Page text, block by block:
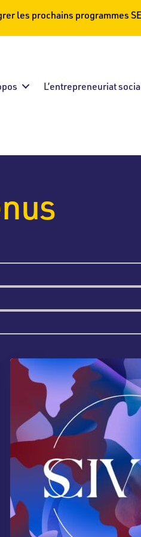
L’entrepreneuriat
les prochains programmes